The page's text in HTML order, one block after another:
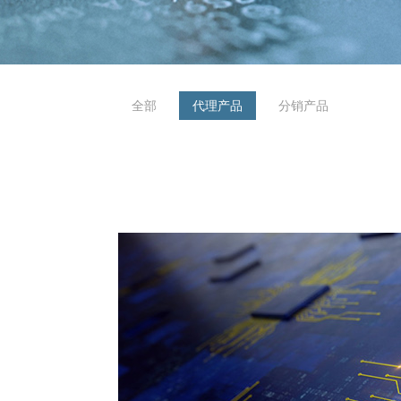
全部 代理产品 分销产品